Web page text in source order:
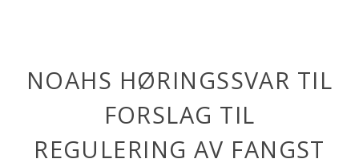
NOAHS HØRINGSSVAR TIL
FORSLAG TIL
REGULERING AV FANGST